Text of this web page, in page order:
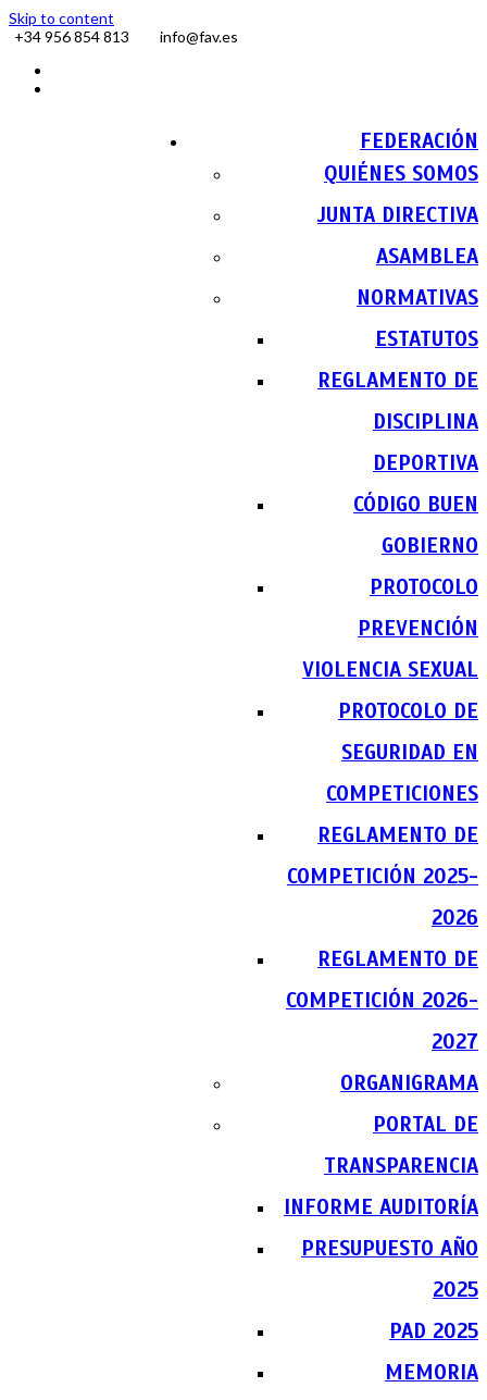
Skip to content
+34 956 854 813
info@fav.es
FEDERACIÓN
QUIÉNES SOMOS
JUNTA DIRECTIVA
ASAMBLEA
NORMATIVAS
ESTATUTOS
REGLAMENTO DE
DISCIPLINA
DEPORTIVA
CÓDIGO BUEN
GOBIERNO
PROTOCOLO
PREVENCIÓN
VIOLENCIA SEXUAL
PROTOCOLO DE
SEGURIDAD EN
COMPETICIONES
REGLAMENTO DE
COMPETICIÓN 2025-
2026
REGLAMENTO DE
COMPETICIÓN 2026-
2027
ORGANIGRAMA
PORTAL DE
TRANSPARENCIA
INFORME AUDITORÍA
PRESUPUESTO AÑO
2025
PAD 2025
MEMORIA